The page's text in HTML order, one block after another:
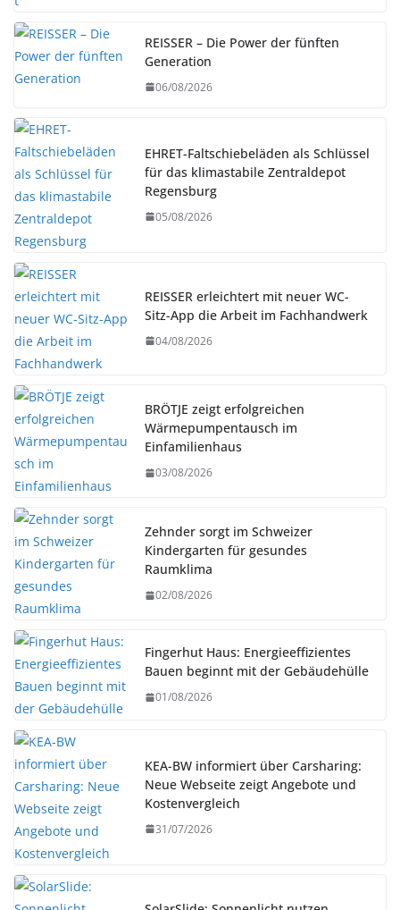
REISSER – Die Power der fünften
Generation
06/08/2026
EHRET-Faltschiebeläden als Schlüssel
für das klimastabile Zentraldepot
Regensburg
05/08/2026
REISSER erleichtert mit neuer WC-
Sitz-App die Arbeit im Fachhandwerk
04/08/2026
BRÖTJE zeigt erfolgreichen
Wärmepumpentausch im
Einfamilienhaus
03/08/2026
Zehnder sorgt im Schweizer
Kindergarten für gesundes
Raumklima
02/08/2026
Fingerhut Haus: Energieeffizientes
Bauen beginnt mit der Gebäudehülle
01/08/2026
KEA-BW informiert über Carsharing:
Neue Webseite zeigt Angebote und
Kostenvergleich
31/07/2026